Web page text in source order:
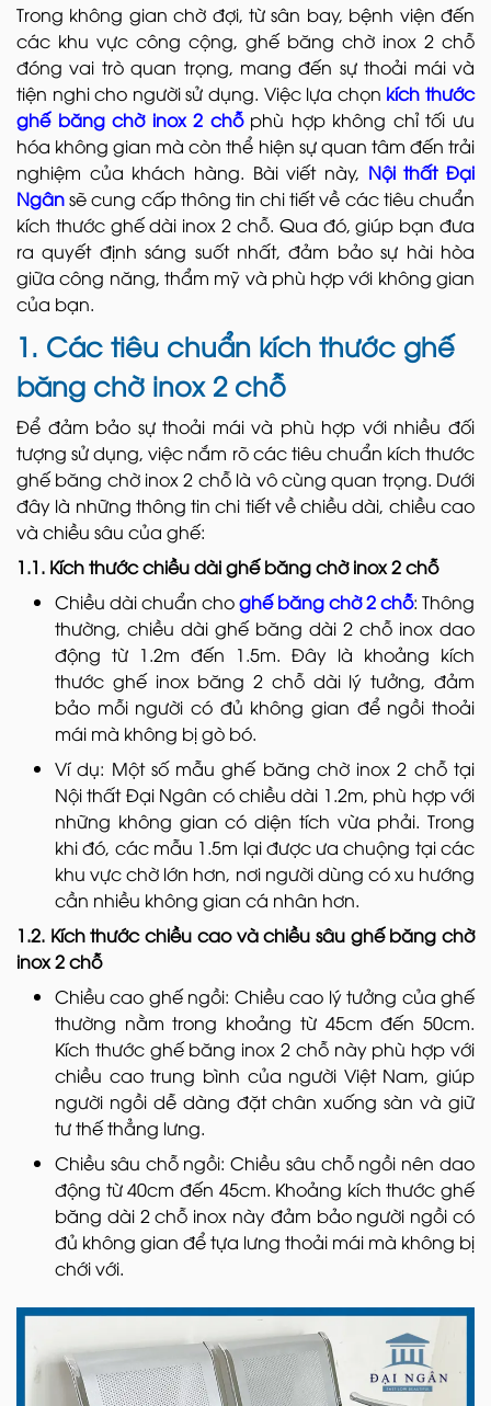
Trong không gian chờ đợi, từ sân bay, bệnh viện đến
các khu vực công cộng, ghế băng chờ inox 2 chỗ
đóng vai trò quan trọng, mang đến sự thoải mái và
tiện nghi cho người sử dụng. Việc lựa chọn kích thước
ghế băng chờ inox 2 chỗphù hợp không chỉ tối ưu
hóa không gian mà còn thể hiện sự quan tâm đến trải
nghiệm của khách hàng. Bài viết này, Nội thất Đại
Ngânsẽ cung cấp thông tin chi tiết về các tiêu chuẩn
kích thước ghế dài inox 2 chỗ. Qua đó, giúp bạn đưa
ra quyết định sáng suốt nhất, đảm bảo sự hài hòa
giữa công năng, thẩm mỹ và phù hợp với không gian
của bạn.
1. Các tiêu chuẩn kích thước ghế
băng chờ inox 2 chỗ
Để đảm bảo sự thoải mái và phù hợp với nhiều đối
tượng sử dụng, việc nắm rõ các tiêu chuẩn kích thước
ghế băng chờ inox 2 chỗ là vô cùng quan trọng. Dưới
đây là những thông tin chi tiết về chiều dài, chiều cao
và chiều sâu của ghế:
1.1. Kích thước chiều dài ghế băng chờ inox 2 chỗ
Chiều dài chuẩn choghế băng chờ 2 chỗ: Thông
thường, chiều dài ghế băng dài 2 chỗ inox dao
động từ 1.2m đến 1.5m. Đây là khoảng kích
thước ghế inox băng 2 chỗ dài lý tưởng, đảm
bảo mỗi người có đủ không gian để ngồi thoải
mái mà không bị gò bó.
Ví dụ: Một số mẫu ghế băng chờ inox 2 chỗ tại
Nội thất Đại Ngân có chiều dài 1.2m, phù hợp với
những không gian có diện tích vừa phải. Trong
khi đó, các mẫu 1.5m lại được ưa chuộng tại các
khu vực chờ lớn hơn, nơi người dùng có xu hướng
cần nhiều không gian cá nhân hơn.
1.2. Kích thước chiều cao và chiều sâu ghế băng chờ
inox 2 chỗ
Chiều cao ghế ngồi: Chiều cao lý tưởng của ghế
thường nằm trong khoảng từ 45cm đến 50cm.
Kích thước ghế băng inox 2 chỗ này phù hợp với
chiều cao trung bình của người Việt Nam, giúp
người ngồi dễ dàng đặt chân xuống sàn và giữ
tư thế thẳng lưng.
Chiều sâu chỗ ngồi: Chiều sâu chỗ ngồi nên dao
động từ 40cm đến 45cm. Khoảng kích thước ghế
băng dài 2 chỗ inox này đảm bảo người ngồi có
đủ không gian để tựa lưng thoải mái mà không bị
chới với.